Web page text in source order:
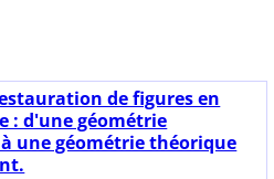
de figures en
: d'une géométrie
une géométrie théorique